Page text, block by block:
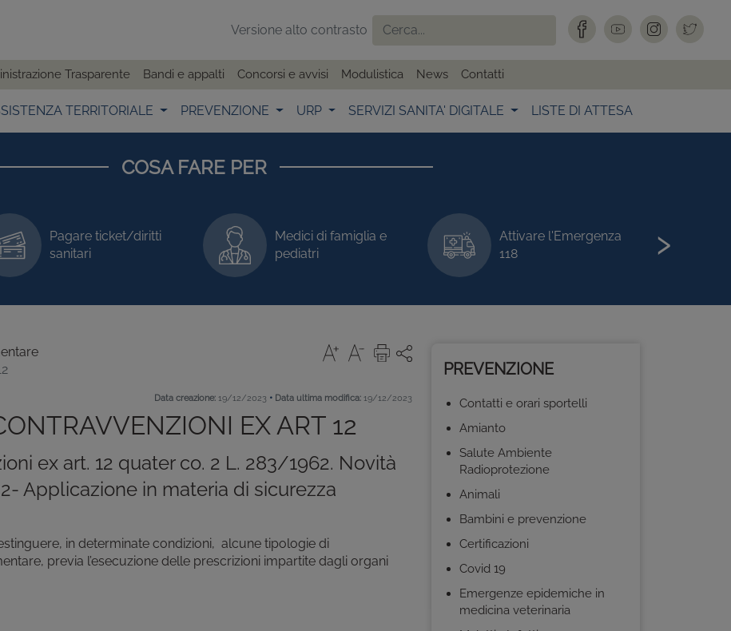
Versione alto contrasto
Trasparente Bandi e appalti Concorsi e avvisi Modulistica News Contatti
TERRITORIALE PREVENZIONE URP SERVIZI SANITA' DIGITALE LISTE DI ATTESA
COSA FARE PER
Pagare ticket/diritti
sanitari
Medici di famiglia e
pediatri
Attivare l'Emergenza
118
›
Data creazione: 19/12/2023 • Data ultima modifica: 19/12/2023
EX ART 12
ex art. 12 quater co. 2 L. 283/1962. Novità
Applicazione in materia di sicurezza
in determinate condizioni, alcune tipologie di
previa l’esecuzione delle prescrizioni impartite dagli organi
PREVENZIONE
Contatti e orari sportelli
Amianto
Salute Ambiente
Radioprotezione
Animali
Bambini e prevenzione
Certificazioni
Covid 19
Emergenze epidemiche in
medicina veterinaria